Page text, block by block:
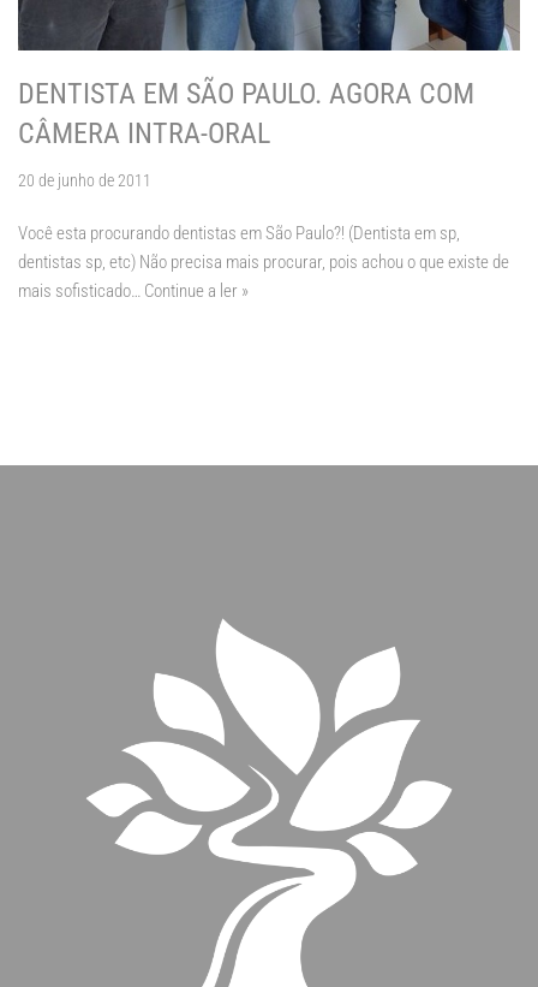
DENTISTA EM SÃO PAULO. AGORA COM
CÂMERA INTRA-ORAL
20 de junho de 2011
Você esta procurando dentistas em São Paulo?! (Dentista em sp,
dentistas sp, etc) Não precisa mais procurar, pois achou o que existe de
mais sofisticado… Continue a ler »